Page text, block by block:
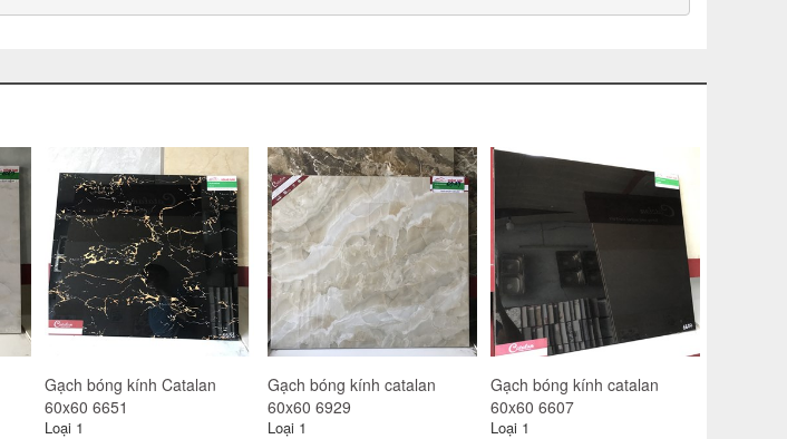
Gạch catalan 60x60 6131
Loại 1
Gạch catalan 60x60 6132
Loại 1
Gạch catalan 60x60 6153
Loại 1